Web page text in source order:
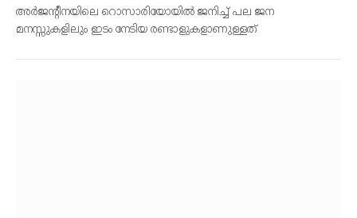
അർജന്റീനയിലെ റൊസാരിയോയിൽ ജനിച്ച് പല ജന
മനസ്സുകളിലും ഇടം നേടിയ രണ്ടാളുകളാണുള്ളത്